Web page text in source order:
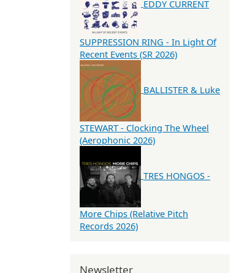
EDDY CURRENT
SUPPRESSION RING - In Light Of
Recent Events (SR 2026)
BALLISTER & Luke
STEWART - Clocking The Wheel
(Aerophonic 2026)
TRES HONGOS -
More Chips (Relative Pitch
Records 2026)
Newsletter